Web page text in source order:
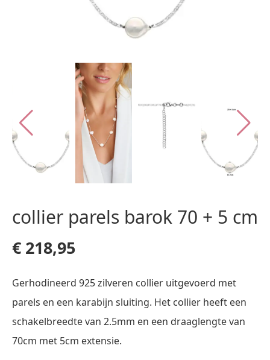
collier parels barok 70 + 5 cm
€ 218,95
Gerhodineerd 925 zilveren collier uitgevoerd met
parels en een karabijn sluiting. Het collier heeft een
schakelbreedte van 2.5mm en een draaglengte van
70cm met 5cm extensie.